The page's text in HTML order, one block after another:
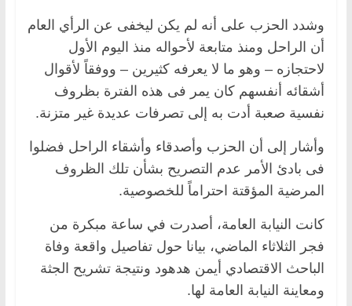
وشدد الحزب على أنه لم يكن ليخفى عن الرأي العام
أن الراحل ومنذ متابعة لأحواله منذ اليوم الأول
لاحتجازه – وهو ما لا يعرفه كثيرين – ووفقاً لأقوال
أشقائه أنفسهم كان يمر فى هذه الفترة بظروف
نفسية صعبة أدت به إلى تصرفات عديدة غير متزنة.
وأشار إلى أن الحزب وأصدقاء وأشقاء الراحل فضلوا
فى بادئ الأمر عدم التصريح بشأن تلك الظروف
المرضية المؤقتة احتراماً للخصوصية.
كانت النيابة العامة، أصدرت في ساعة مبكرة من
فجر الثلاثاء الماضي، بيانا حول تفاصيل واقعة وفاة
الباحث الاقتصادي أيمن هدهود ونتيجة تشريح الجثة
ومعاينة النيابة العامة لها.